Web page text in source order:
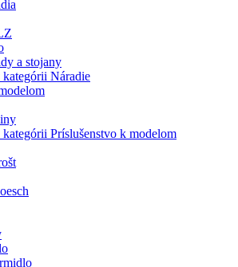
a stojany
Náradie
Príslušenstvo k modelom